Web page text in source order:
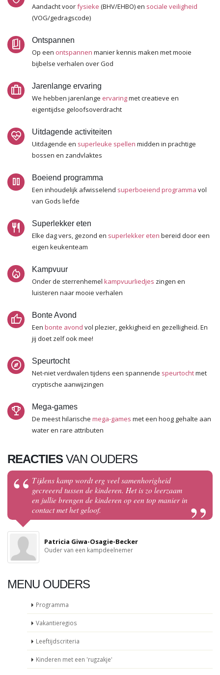
Aandacht voorfysieke (BHV/EHBO) en sociale veiligheid
(VOG/gedragscode)
book_5 Ontspannen
Op een ontspannen manier kennis maken met mooie
bijbelse verhalen over God
trip Jarenlange ervaring
We hebben jarenlange ervaringmet creatieve en
eigentijdse geloofsoverdracht
ecg_heart Uitdagende activiteiten
Uitdagende en superleuke spellen midden in prachtige
bossen en zandvlaktes
pause Boeiend programma
Een inhoudelijk afwisselend superboeiend programma vol
van Gods liefde
restaurant Superlekker eten
Elke dag vers, gezond en superlekker eten bereid door een
eigen keukenteam
local_fire_department Kampvuur
Onder de sterrenhemel kampvuurliedjes zingen en
luisteren naar mooie verhalen
thumb_up Bonte Avond
Een bonte avond vol plezier, gekkigheid en gezelligheid. En
jij doet zelf ook mee!
explore Speurtocht
Net-niet verdwalen tijdens een spannende speurtochtmet
cryptische aanwijzingen
trophy Mega-games
De meest hilarische mega-games met een hoog gehalte aan
water en rare attributen
REACTIES VAN OUDERS
Tijdens kamp wordt erg veel samenhorigheid
gecreeerd tussen de kinderen. Het is zo leerzaam
en jullie brengen de kinderen op een top manier in
contact met het geloof.
Patricia Giwa-Osagie-Becker
Ouder van een kampdeelnemer
MENU OUDERS
Programma
Vakantieregios
Leeftijdscriteria
Kinderen met een 'rugzakje'